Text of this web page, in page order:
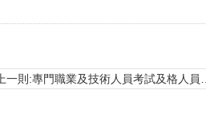
上一則:專門職業及技術人員考試及格人員得轉任公務人員考試類科適用職系對照表